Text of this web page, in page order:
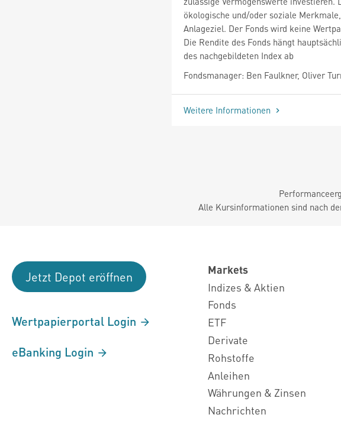
ökologische und/oder soziale
Anlageziel. Der Fonds wird keine
Die Rendite des Fonds hängt
des nachgebildeten Index ab
Fondsmanager: Ben Faulkner, Oliver
Weitere Informationen
Alle Kursinformationen sind nach
Jetzt Depot eröffnen
Wertpapierportal Login
eBanking Login
Markets
Indizes & Aktien
Fonds
ETF
Derivate
Rohstoffe
Anleihen
Währungen & Zinsen
Nachrichten